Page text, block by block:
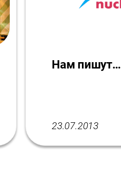
Нам пишут…
23.07.2013